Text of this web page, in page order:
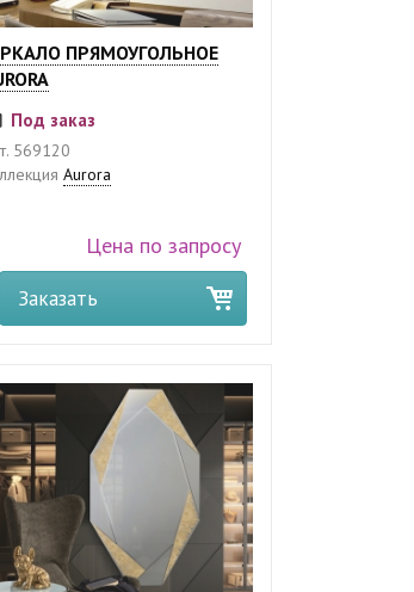
ПРЯМОУГОЛЬНОЕ
Под заказ
569120
Aurora
Цена по запросу
Заказать